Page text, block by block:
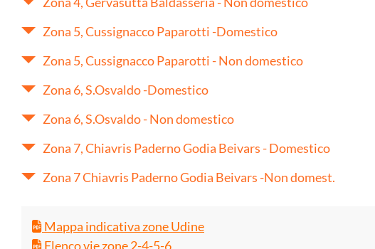
Zona 5, Cussignacco Paparotti -Domestico
Zona 5, Cussignacco Paparotti - Non domestico
Zona 6, S.Osvaldo -Domestico
Zona 6, S.Osvaldo - Non domestico
Zona 7, Chiavris Paderno Godia Beivars - Domestico
Zona 7 Chiavris Paderno Godia Beivars -Non domest.
Mappa indicativa zone Udine
Elenco vie zone 2-4-5-6